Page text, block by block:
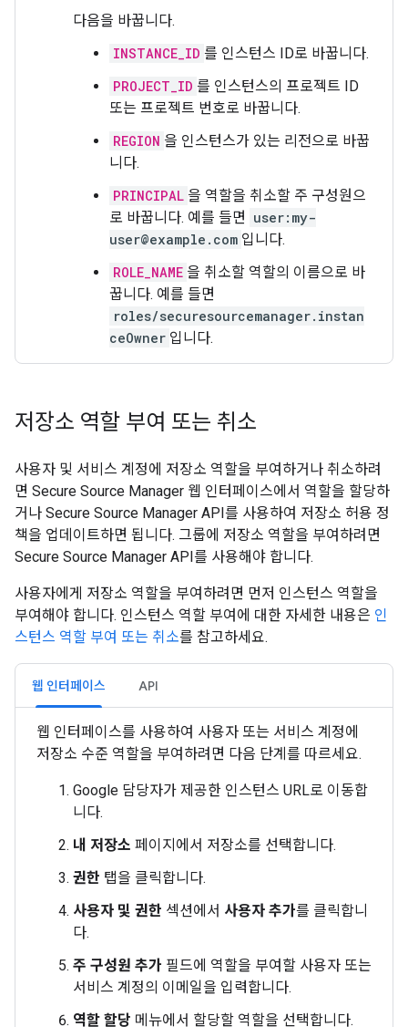
다음을 바꿉니다.
INSTANCE_ID 를 인스턴스 ID로 바꿉니다.
PROJECT_ID 를 인스턴스의 프로젝트 ID
또는 프로젝트 번호로 바꿉니다.
REGION 을 인스턴스가 있는 리전으로 바꿉
니다.
PRINCIPAL 을 역할을 취소할 주 구성원으
로 바꿉니다. 예를 들면 user:my-
user@example.com 입니다.
ROLE_NAME 을 취소할 역할의 이름으로 바
꿉니다. 예를 들면
roles/securesourcemanager.instan
ceOwner 입니다.
저장소 역할 부여 또는 취소
사용자 및 서비스 계정에 저장소 역할을 부여하거나 취소하려
면 Secure Source Manager 웹 인터페이스에서 역할을 할당하
거나 Secure Source Manager API를 사용하여 저장소 허용 정
책을 업데이트하면 됩니다. 그룹에 저장소 역할을 부여하려면
Secure Source Manager API를 사용해야 합니다.
사용자에게 저장소 역할을 부여하려면 먼저 인스턴스 역할을
부여해야 합니다. 인스턴스 역할 부여에 대한 자세한 내용은 인
스턴스 역할 부여 또는 취소를 참고하세요.
웹 인터페이스 API
웹 인터페이스를 사용하여 사용자 또는 서비스 계정에
저장소 수준 역할을 부여하려면 다음 단계를 따르세요.
Google 담당자가 제공한 인스턴스 URL로 이동합
니다.
내 저장소 페이지에서 저장소를 선택합니다.
권한 탭을 클릭합니다.
사용자 및 권한 섹션에서 사용자 추가를 클릭합니
다.
주 구성원 추가 필드에 역할을 부여할 사용자 또는
서비스 계정의 이메일을 입력합니다.
역할 할당 메뉴에서 할당할 역할을 선택합니다.